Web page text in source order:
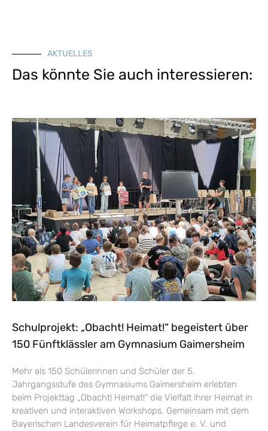
AKTUELLES
Das könnte Sie auch interessieren:
Schulprojekt: „Obacht! Heimat!“ begeistert über
150 Fünftklässler am Gymnasium Gaimersheim
Mehr als 150 Schülerinnen und Schüler der 5.
Jahrgangsstufe des Gymnasiums Gaimersheim erlebten
beim Projekttag „Obacht! Heimat!“ die Vielfalt ihrer Heimat in
kreativen und interaktiven Workshops. Gemeinsam mit dem
Bayerischen Landesverein für Heimatpflege e. V. und